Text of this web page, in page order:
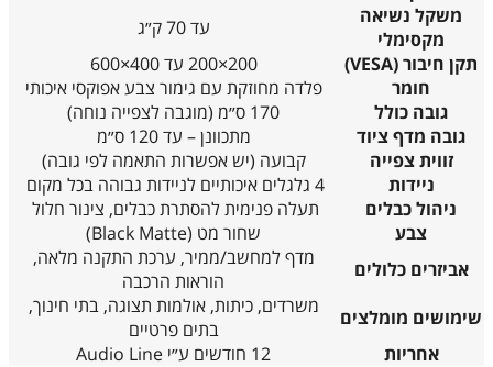
משקל נשיאה
מקסימלי
עד ‎70 ק״ג‎
תקן חיבור (VESA)
‎200×200‎ עד ‎600×400‎
חומר
פלדה מחוזקת עם גימור צבע אפוקסי איכותי
גובה כולל
‎170 ס״מ‎ (מוגבה לצפייה נוחה)
גובה מדף ציוד
מתכוונן – עד ‎120 ס״מ‎
זווית צפייה
קבועה (יש אפשרות התאמה לפי גובה)
ניידות
4 גלגלים איכותיים לניידות גבוהה בכל מקום
ניהול כבלים
תעלה פנימית להסתרת כבלים, צינור חלול
צבע
שחור מט (Black Matte)
אביזרים כלולים
מדף למחשב/ממיר, ערכת התקנה מלאה,
הוראות הרכבה
שימושים מומלצים
משרדים, כיתות, אולמות תצוגה, בתי חינוך,
בתים פרטיים
אחריות
12 חודשים ע״י Audio Line